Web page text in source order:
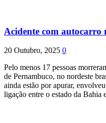
Acidente com autocarro
20 Outubro, 2025 0
Pelo menos 17 pessoas
de Pernambuco, no nordeste
ainda estão por apurar,
ligação entre o estado da Bahia